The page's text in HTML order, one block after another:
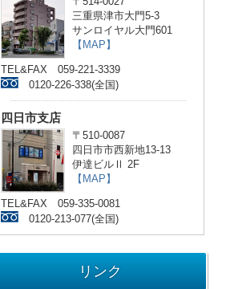
三重県津市大門5-3
サンロイヤル大門601
【MAP】
TEL&FAX 059-221-3339
0120-226-338(全国)
四日市支店
〒510-0087
四日市市西新地13-13
伊達ビルⅡ 2F
【MAP】
TEL&FAX 059-335-0081
0120-213-077(全国)
リンク